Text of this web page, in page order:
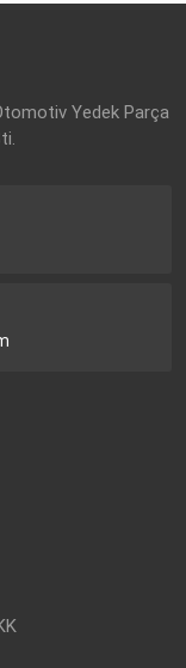
Yedek Parça